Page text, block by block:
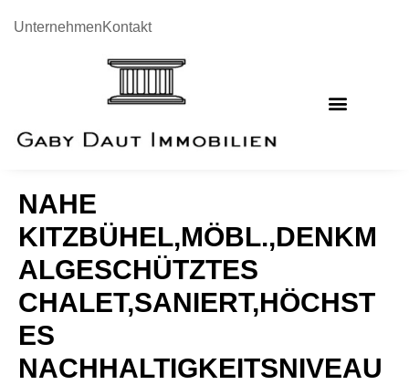
UnternehmenKontakt
NAHE
KITZBÜHEL,MÖBL.,DENKM
ALGESCHÜTZTES
CHALET,SANIERT,HÖCHST
ES
NACHHALTIGKEITSNIVEAU